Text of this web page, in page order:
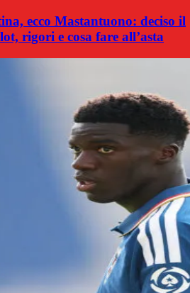
ecco Mastantuono: deciso il
rigori e cosa fare all’asta